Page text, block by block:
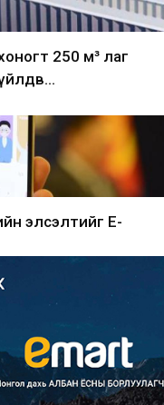
250 м³ лаг
элсэлтийг E-
зөвшөөрөлгүй